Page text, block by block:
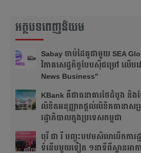
អត្ថបទពេញនិយម
Sabay ចាប់​ដៃគូ​ជាមួយ SEA
វិភាគសេដ្ឋកិច្ចបែបស៊ី​ជម្រៅ លើប
News Business"
KBank គឺជាធនាគារថៃដំបូង
លិខិតអនុញ្ញាតផ្តល់លិខិតធានាសម្រ
រដ្ឋាភិបាលក្នុងប្រទេសកម្ពុជា
បុរី ជា រី បញ្ចុះបឋមសិលាបើកការ
ទំនើបមួយទៀត ១នាទីពីស្ពានអា